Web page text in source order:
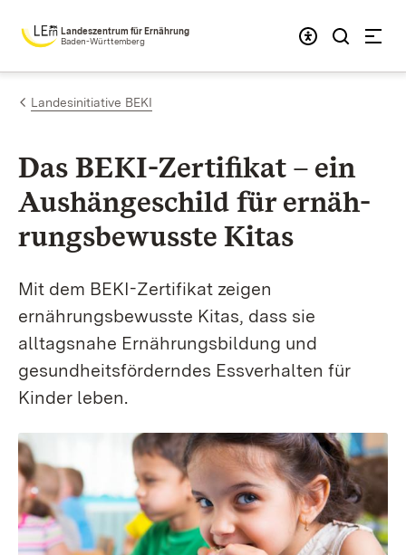
Zum Inhalt springen
Landeszentrum für Ernährung
Baden-Württemberg
Landesinitiative BEKI
Das BEKI-Zer­ti­fi­kat – ein
Aus­hän­ge­schild für er­näh­
rungs­be­wus­ste Kitas
Mit dem BEKI-Zertifikat zeigen
ernährungsbewusste Kitas, dass sie
alltagsnahe Ernährungsbildung und
gesundheitsförderndes Essverhalten für
Kinder leben.